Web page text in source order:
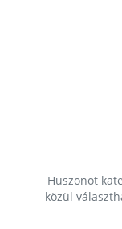
Huszonöt
közül